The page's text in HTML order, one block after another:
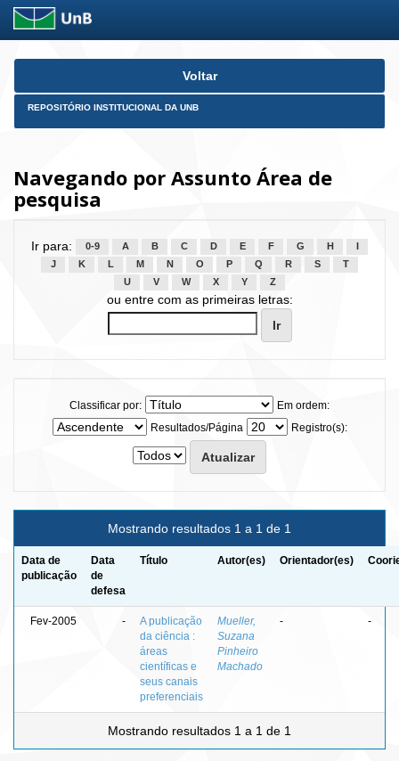
Skip
Voltar
REPOSITÓRIO INSTITUCIONAL DA UNB
Navegando por Assunto Área de
pesquisa
Ir para: 0-9 A B C D E F G H
J
K L M N O P Q R S
T
U
V W X Y Z
ou entre com as primeiras letras:
Classificar por:
Em ordem:
Resultados/Página
Registro(s):
Mostrando resultados 1 a 1 de 1
Data de
publicação
Data
de
defesa
Título Autor(es) Orientador(es)
Fev-2005 -
A publicação
da ciência :
áreas
científicas e
seus canais
preferenciais
Mueller,
Suzana
Pinheiro
Machado
- -
Mostrando resultados 1 a 1 de 1